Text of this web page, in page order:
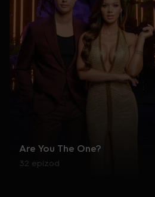
Are You The One?
32 epizod